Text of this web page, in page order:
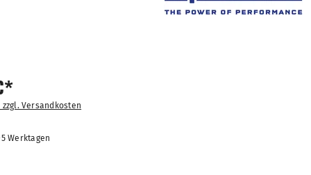
Versandkosten
Werktagen